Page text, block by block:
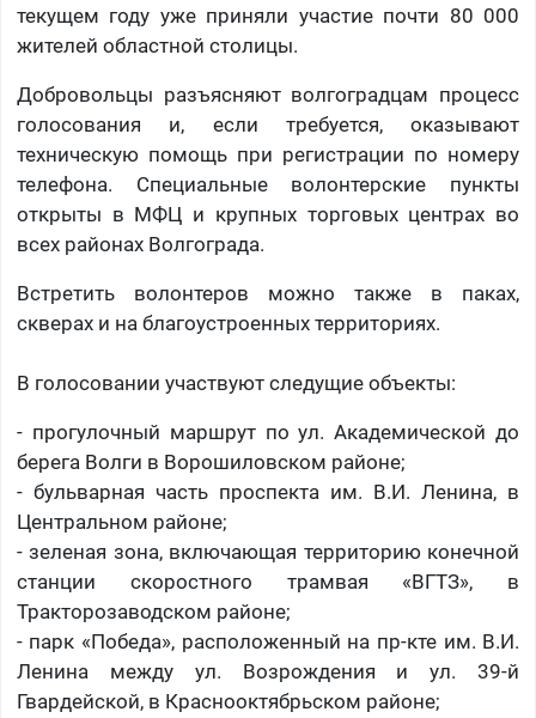
текущем году уже приняли участие почти 80 000
жителей областной столицы.
Добровольцы разъясняют волгоградцам процесс
голосования и, если требуется, оказывают
техническую помощь при регистрации по номеру
телефона. Специальные волонтерские пункты
открыты в МФЦ и крупных торговых центрах во
всех районах Волгограда.
Встретить волонтеров можно также в паках,
скверах и на благоустроенных территориях.
В голосовании участвуют следущие объекты:
- прогулочный маршрут по ул. Академической до
берега Волги в Ворошиловском районе;
- бульварная часть проспекта им. В.И. Ленина, в
Центральном районе;
- зеленая зона, включающая территорию конечной
станции скоростного трамвая «ВГТЗ», в
Тракторозаводском районе;
- парк «Победа», расположенный на пр-кте им. В.И.
Ленина между ул. Возрождения и ул. 39-й
Гвардейской, в Краснооктябрьском районе;